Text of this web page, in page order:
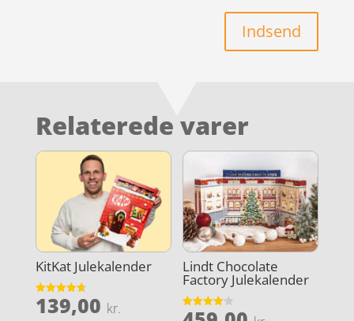
Indsend
Relaterede varer
KitKat Julekalender
Vurderet
139,00 kr.
Lindt Chocolate
Factory Julekalender
Vurderet